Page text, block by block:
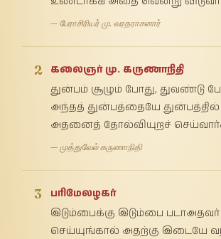
— பேராசிரியர் மு. வரதராசனார்
2
கலைஞர் மு. கருணாநிதி
துன்பம் சூழும் போது, துவண்டு
அந்தத் துன்பத்தையே துன்பத்தில்
அதனைத் தோல்வியுறச்
— முத்துவேல் கருணாநிதி
3
பரிமேலழகர்
இடும்பைக்கு இடும்பை
செய்யுங்கால் அதற்கு இடையே